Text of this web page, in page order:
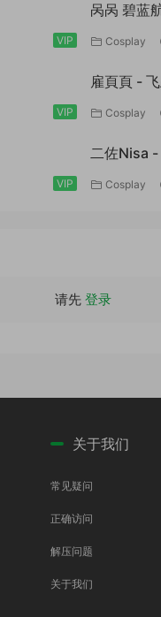
VIP
呙呙 碧蓝
Cosplay
VIP
雇頁頁 -
Cosplay
VIP
二佐Nisa
Cosplay
请先 登录
关于我们
常见疑问
正确访问
解压问题
关于我们